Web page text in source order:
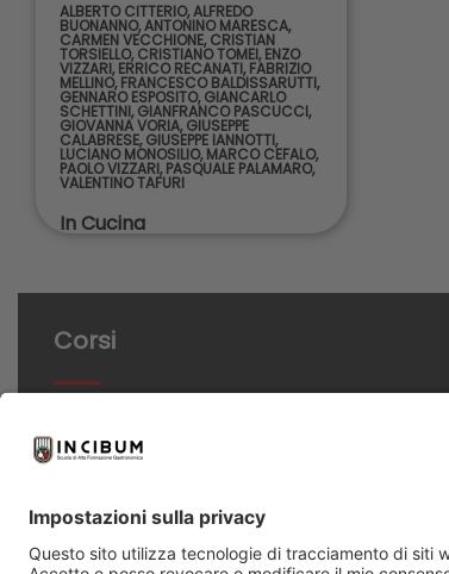
ALBERTO CITTERIO,ALFREDO
BUONANNO,ANTONINO MARESCA,
CARMEN VECCHIONE,CRISTIAN
TORSIELLO,CRISTIANO TOMEI,ENZO
VIZZARI,ERRICO RECANATI,FABRIZIO
MELLINO,FRANCESCO BALDISSARUTTI,
GENNARO ESPOSITO,GIANCARLO
SCHETTINI,GIANFRANCO PASCUCCI,
GIOVANNA VORIA,GIUSEPPE
CALABRESE,GIUSEPPE IANNOTTI,
LUCIANO MONOSILIO,MARCO CEFALO,
PAOLO VIZZARI,PASQUALE PALAMARO,
VALENTINO TAFURI
In Cucina
Corsi
Panificazione
Masterclass